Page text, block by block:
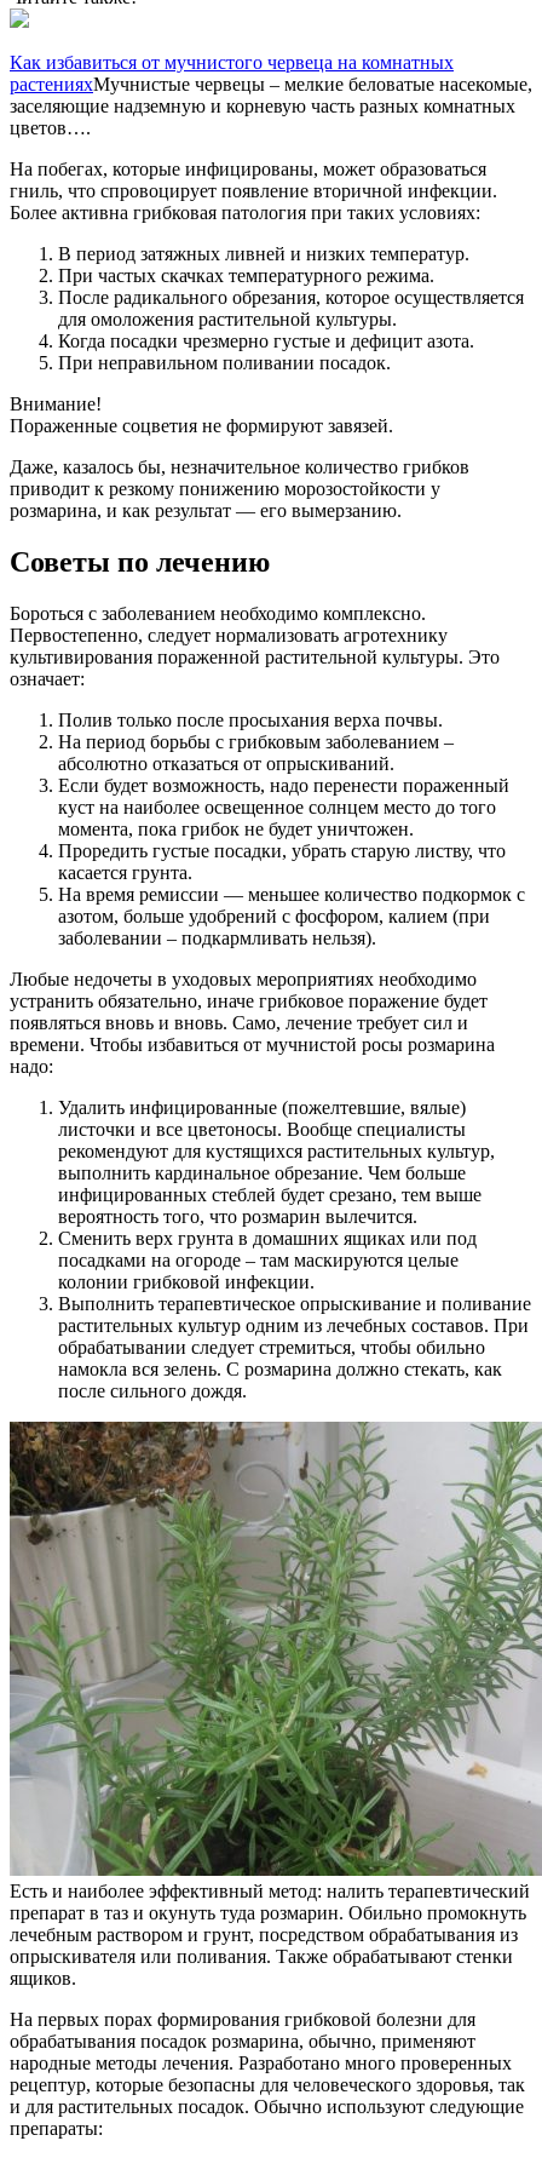
Как избавиться от мучнистого червеца на комнатных
растенияхМучнистые червецы – мелкие беловатые насекомые,
заселяющие надземную и корневую часть разных комнатных
цветов….
На побегах, которые инфицированы, может образоваться
гниль, что спровоцирует появление вторичной инфекции.
Более активна грибковая патология при таких условиях:
В период затяжных ливней и низких температур.
При частых скачках температурного режима.
После радикального обрезания, которое осуществляется
для омоложения растительной культуры.
Когда посадки чрезмерно густые и дефицит азота.
При неправильном поливании посадок.
Внимание!
Пораженные соцветия не формируют завязей.
Даже, казалось бы, незначительное количество грибков
приводит к резкому понижению морозостойкости у
розмарина, и как результат — его вымерзанию.
Советы по лечению
Бороться с заболеванием необходимо комплексно.
Первостепенно, следует нормализовать агротехнику
культивирования пораженной растительной культуры. Это
означает:
Полив только после просыхания верха почвы.
На период борьбы с грибковым заболеванием –
абсолютно отказаться от опрыскиваний.
Если будет возможность, надо перенести пораженный
куст на наиболее освещенное солнцем место до того
момента, пока грибок не будет уничтожен.
Проредить густые посадки, убрать старую листву, что
касается грунта.
На время ремиссии — меньшее количество подкормок с
азотом, больше удобрений с фосфором, калием (при
заболевании – подкармливать нельзя).
Любые недочеты в уходовых мероприятиях необходимо
устранить обязательно, иначе грибковое поражение будет
появляться вновь и вновь. Само, лечение требует сил и
времени. Чтобы избавиться от мучнистой росы розмарина
надо:
Удалить инфицированные (пожелтевшие, вялые)
листочки и все цветоносы. Вообще специалисты
рекомендуют для кустящихся растительных культур,
выполнить кардинальное обрезание. Чем больше
инфицированных стеблей будет срезано, тем выше
вероятность того, что розмарин вылечится.
Сменить верх грунта в домашних ящиках или под
посадками на огороде – там маскируются целые
колонии грибковой инфекции.
Выполнить терапевтическое опрыскивание и поливание
растительных культур одним из лечебных составов. При
обрабатывании следует стремиться, чтобы обильно
намокла вся зелень. С розмарина должно стекать, как
после сильного дождя.
Есть и наиболее эффективный метод: налить терапевтический
препарат в таз и окунуть туда розмарин. Обильно промокнуть
лечебным раствором и грунт, посредством обрабатывания из
опрыскивателя или поливания. Также обрабатывают стенки
ящиков.
На первых порах формирования грибковой болезни для
обрабатывания посадок розмарина, обычно, применяют
народные методы лечения. Разработано много проверенных
рецептур, которые безопасны для человеческого здоровья, так
и для растительных посадок. Обычно используют следующие
препараты: